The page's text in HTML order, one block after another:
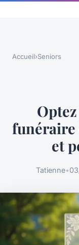
Accueil›Seniors
funéraire
et
Tatienne•